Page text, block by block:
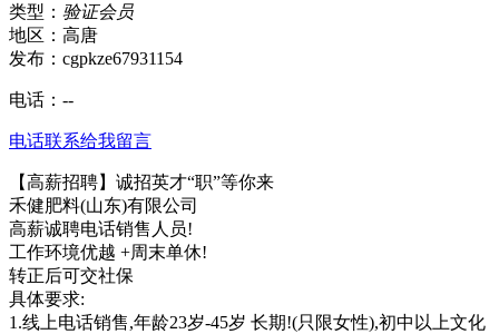
类型： 验证会员
地区：高唐
发布：cgpkze67931154
电话： --
电话联系给我留言
【高薪招聘】诚招英才“职”等你来
禾健肥料(山东)有限公司
高薪诚聘电话销售人员!
工作环境优越 +周末单休!
转正后可交社保
具体要求:
1.线上电话销售,年龄23岁-45岁 长期!(只限女性),初中以上文化